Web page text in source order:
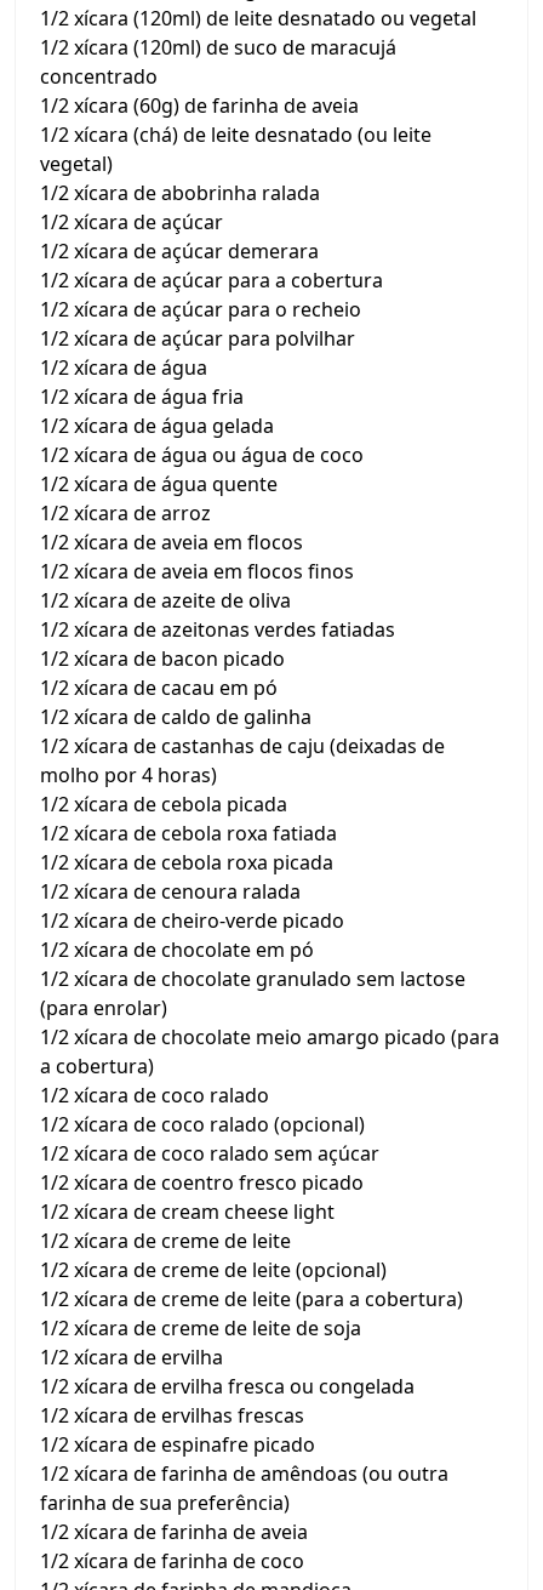
1/2 xícara (120ml) de leite desnatado ou vegetal
1/2 xícara (120ml) de suco de maracujá
concentrado
1/2 xícara (60g) de farinha de aveia
1/2 xícara (chá) de leite desnatado (ou leite
vegetal)
1/2 xícara de abobrinha ralada
1/2 xícara de açúcar
1/2 xícara de açúcar demerara
1/2 xícara de açúcar para a cobertura
1/2 xícara de açúcar para o recheio
1/2 xícara de açúcar para polvilhar
1/2 xícara de água
1/2 xícara de água fria
1/2 xícara de água gelada
1/2 xícara de água ou água de coco
1/2 xícara de água quente
1/2 xícara de arroz
1/2 xícara de aveia em flocos
1/2 xícara de aveia em flocos finos
1/2 xícara de azeite de oliva
1/2 xícara de azeitonas verdes fatiadas
1/2 xícara de bacon picado
1/2 xícara de cacau em pó
1/2 xícara de caldo de galinha
1/2 xícara de castanhas de caju (deixadas de
molho por 4 horas)
1/2 xícara de cebola picada
1/2 xícara de cebola roxa fatiada
1/2 xícara de cebola roxa picada
1/2 xícara de cenoura ralada
1/2 xícara de cheiro-verde picado
1/2 xícara de chocolate em pó
1/2 xícara de chocolate granulado sem lactose
(para enrolar)
1/2 xícara de chocolate meio amargo picado (para
a cobertura)
1/2 xícara de coco ralado
1/2 xícara de coco ralado (opcional)
1/2 xícara de coco ralado sem açúcar
1/2 xícara de coentro fresco picado
1/2 xícara de cream cheese light
1/2 xícara de creme de leite
1/2 xícara de creme de leite (opcional)
1/2 xícara de creme de leite (para a cobertura)
1/2 xícara de creme de leite de soja
1/2 xícara de ervilha
1/2 xícara de ervilha fresca ou congelada
1/2 xícara de ervilhas frescas
1/2 xícara de espinafre picado
1/2 xícara de farinha de amêndoas (ou outra
farinha de sua preferência)
1/2 xícara de farinha de aveia
1/2 xícara de farinha de coco